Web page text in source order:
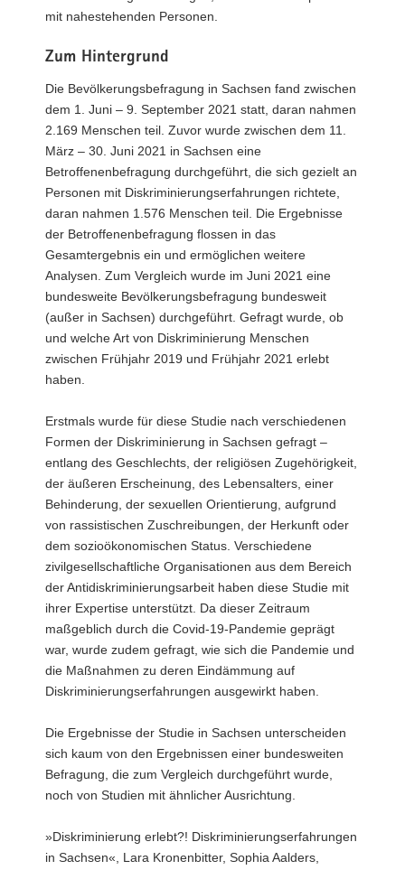
mit nahestehenden Personen.
Zum Hintergrund
Die Bevölkerungsbefragung in Sachsen fand zwischen
dem 1. Juni – 9. September 2021 statt, daran nahmen
2.169 Menschen teil. Zuvor wurde zwischen dem 11.
März – 30. Juni 2021 in Sachsen eine
Betroffenenbefragung durchgeführt, die sich gezielt an
Personen mit Diskriminierungserfahrungen richtete,
daran nahmen 1.576 Menschen teil. Die Ergebnisse
der Betroffenenbefragung flossen in das
Gesamtergebnis ein und ermöglichen weitere
Analysen. Zum Vergleich wurde im Juni 2021 eine
bundesweite Bevölkerungsbefragung bundesweit
(außer in Sachsen) durchgeführt. Gefragt wurde, ob
und welche Art von Diskriminierung Menschen
zwischen Frühjahr 2019 und Frühjahr 2021 erlebt
haben.
Erstmals wurde für diese Studie nach verschiedenen
Formen der Diskriminierung in Sachsen gefragt –
entlang des Geschlechts, der religiösen Zugehörigkeit,
der äußeren Erscheinung, des Lebensalters, einer
Behinderung, der sexuellen Orientierung, aufgrund
von rassistischen Zuschreibungen, der Herkunft oder
dem sozioökonomischen Status. Verschiedene
zivilgesellschaftliche Organisationen aus dem Bereich
der Antidiskriminierungsarbeit haben diese Studie mit
ihrer Expertise unterstützt. Da dieser Zeitraum
maßgeblich durch die Covid-19-Pandemie geprägt
war, wurde zudem gefragt, wie sich die Pandemie und
die Maßnahmen zu deren Eindämmung auf
Diskriminierungserfahrungen ausgewirkt haben.
Die Ergebnisse der Studie in Sachsen unterscheiden
sich kaum von den Ergebnissen einer bundesweiten
Befragung, die zum Vergleich durchgeführt wurde,
noch von Studien mit ähnlicher Ausrichtung.
»Diskriminierung erlebt?! Diskriminierungserfahrungen
in Sachsen«, Lara Kronenbitter, Sophia Aalders,